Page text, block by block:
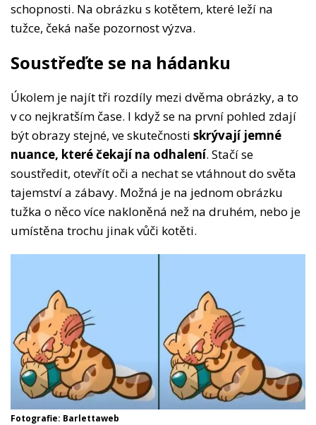
schopnosti. Na obrázku s kotětem, které leží na
tužce, čeká naše pozornost výzva.
Soustřeďte se na hádanku
Úkolem je najít tři rozdíly mezi dvěma obrázky, a to
v co nejkratším čase. I když se na první pohled zdají
být obrazy stejné, ve skutečnosti skrývají jemné
nuance, které čekají na odhalení. Stačí se
soustředit, otevřít oči a nechat se vtáhnout do světa
tajemství a zábavy. Možná je na jednom obrázku
tužka o něco více nakloněná než na druhém, nebo je
umístěna trochu jinak vůči kotěti.
Fotografie: Barlettaweb